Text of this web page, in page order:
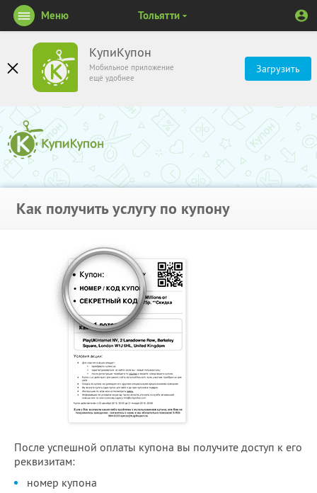
КупиКупон
Мобильное приложение
ещё удобнее
Загрузить
Меню Тольятти
Как получить услугу по купону
После успешной оплаты купона вы получите доступ к его
реквизитам:
номер купона